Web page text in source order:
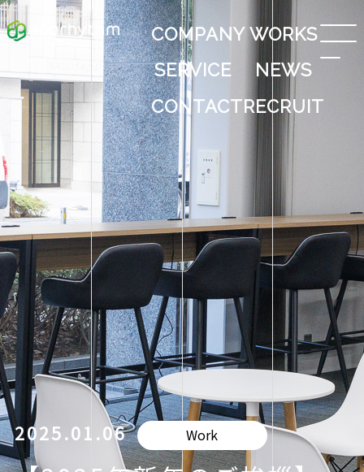
COMPANYWORKS
SERVICE
NEWS
CONTACTRECRUIT
2025.01.06 Work